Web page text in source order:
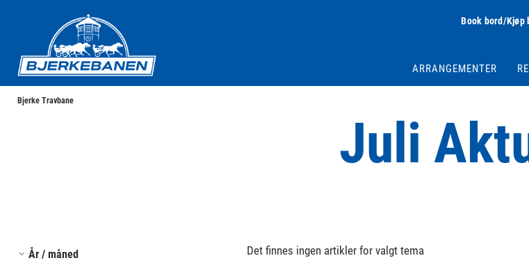
Book bord/Kjøp
ARRANGEMENTER
Bjerke Travbane
Juli
År / måned Det finnes ingen artikler for valgt tema